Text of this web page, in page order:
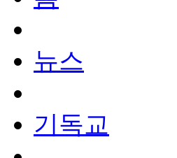
뉴스
기독교